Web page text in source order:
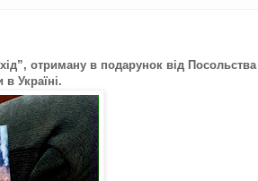
отриману в подарунок від Посольства
в Україні.